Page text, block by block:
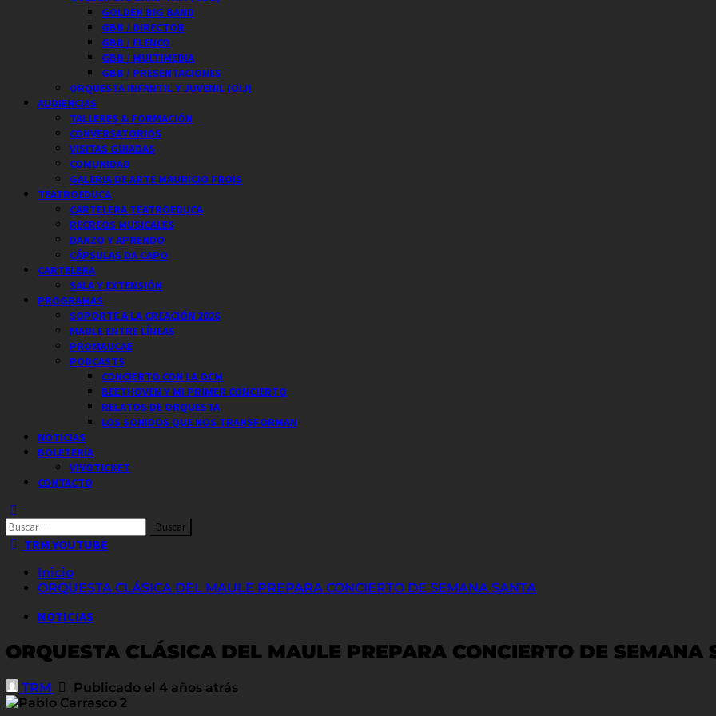
GOLDEN BIG BAND
GBB / DIRECTOR
GBB / ELENCO
GBB / MULTIMEDIA
GBB / PRESENTACIONES
ORQUESTA INFANTIL Y JUVENIL (OIJ)
AUDIENCIAS
TALLERES & FORMACIÓN
CONVERSATORIOS
VISITAS GUIADAS
COMUNIDAD
GALERIA DE ARTE MAURICIO FROIS
TEATROEDUCA
CARTELERA TEATROEDUCA
RECREOS MUSICALES
DANZO Y APRENDO
CÁPSULAS DA CAPO
CARTELERA
SALA Y EXTENSIÓN
PROGRAMAS
SOPORTE A LA CREACIÓN 2026
MAULE ENTRE LÍNEAS
PROMAUCAE
PODCASTS
CONCIERTO CON LA OCM
BEETHOVEN Y MI PRIMER CONCIERTO
RELATOS DE ORQUESTA
LOS SONIDOS QUE NOS TRANSFORMAN
NOTICIAS
BOLETERÍA
VIVOTICKET
CONTACTO
Buscar
por:TRM YOUTUBE
Inicio
ORQUESTA CLÁSICA DEL MAULE PREPARA CONCIERTO DE SEMANA SANTA
NOTICIAS
ORQUESTA CLÁSICA DEL MAULE PREPARA CONCIERTO DE SEMANA
TRM Publicado el 4 años atrás